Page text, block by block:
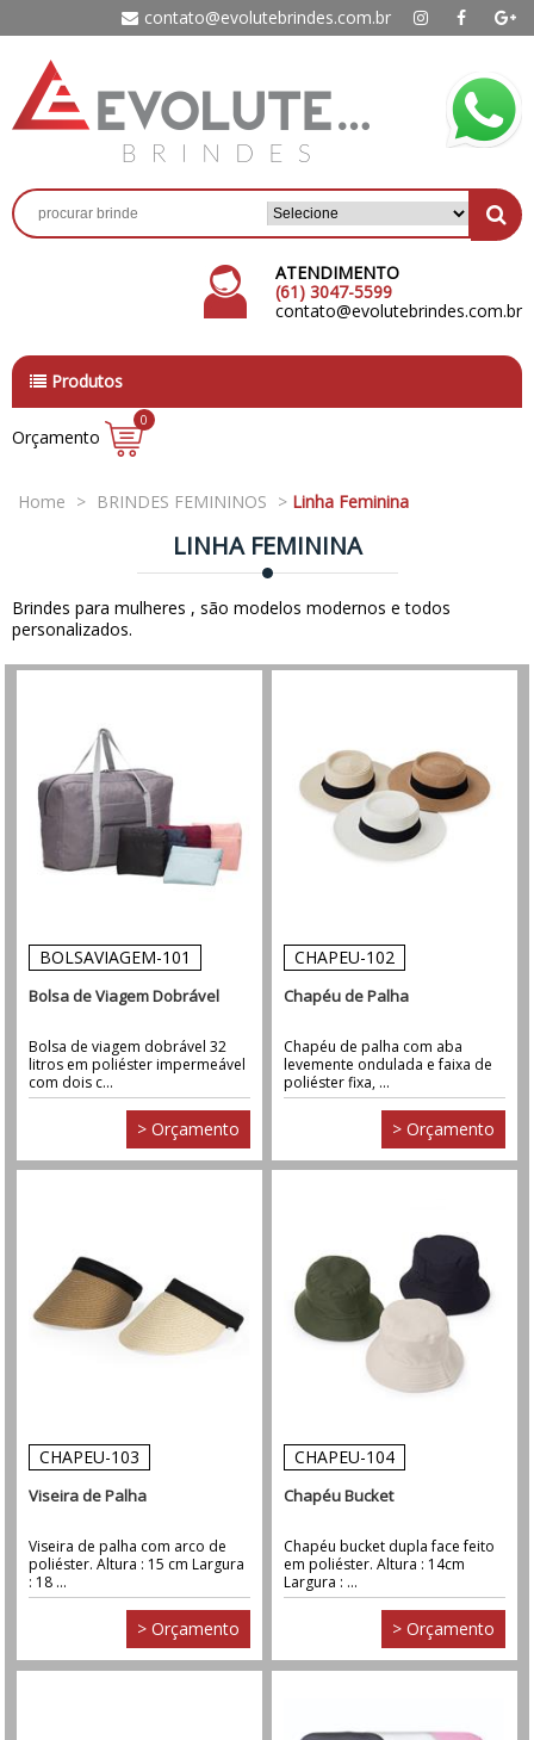
contato@evolutebrindes.com.br
ATENDIMENTO
(61) 3047-5599
contato@evolutebrindes.com.br
Produtos
Orçamento
0
Home > BRINDES FEMININOS > Linha Feminina
LINHA FEMININA
Brindes para mulheres , são modelos modernos e todos
personalizados.
BOLSAVIAGEM-101
Bolsa de Viagem Dobrável
Bolsa de viagem dobrável 32
litros em poliéster impermeável
com dois c...
> Orçamento
CHAPEU-102
Chapéu de Palha
Chapéu de palha com aba
levemente ondulada e faixa de
poliéster fixa, ...
> Orçamento
CHAPEU-103
Viseira de Palha
Viseira de palha com arco de
poliéster. Altura : 15 cm Largura
: 18 ...
> Orçamento
CHAPEU-104
Chapéu Bucket
Chapéu bucket dupla face feito
em poliéster. Altura : 14cm
Largura : ...
> Orçamento